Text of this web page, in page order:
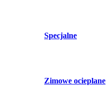
Specjalne
Zimowe ocieplane